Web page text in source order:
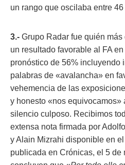
un rango que oscilaba entre
3.- Grupo Radar fue quién
un resultado favorable al FA
pronóstico de 56% incluyendo
palabras de «avalancha» en
vehemencia de las
y honesto «nos equivocamos»
silencio culposo. Recibimos
extensa nota firmada por
y Alain Mizrahi disponible en
publicada en Crónicas, el 5 de